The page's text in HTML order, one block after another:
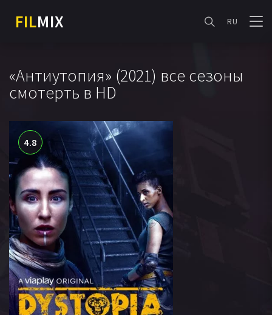
FILMIX RU
«Антиутопия» (2021) все сезоны
смотерть в HD
4.8